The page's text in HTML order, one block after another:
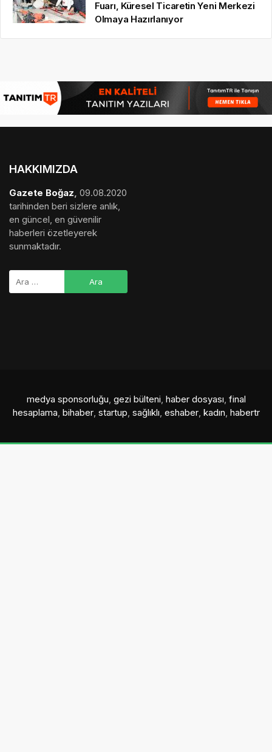
Fuarı, Küresel Ticaretin Yeni Merkezi
Olmaya Hazırlanıyor
HAKKIMIZDA
Gazete Boğaz, 09.08.2020
tarihinden beri sizlere anlık,
en güncel, en güvenilir
haberleri özetleyerek
sunmaktadır.
medya sponsorluğu, gezi bülteni, haber dosyası, final
hesaplama, bihaber, startup, sağlıklı, eshaber, kadın, habertr